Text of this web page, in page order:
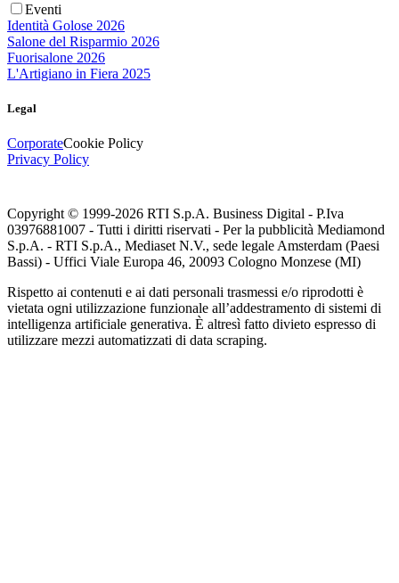
Eventi
Identità Golose 2026
Salone del Risparmio 2026
Fuorisalone 2026
L'Artigiano in Fiera 2025
Legal
CorporateCookie Policy
Privacy Policy
Copyright © 1999-2026 RTI S.p.A. Business Digital - P.Iva
03976881007 - Tutti i diritti riservati - Per la pubblicità Mediamond
S.p.A. - RTI S.p.A., Mediaset N.V., sede legale Amsterdam (Paesi
Bassi) - Uffici Viale Europa 46, 20093 Cologno Monzese (MI)
Rispetto ai contenuti e ai dati personali trasmessi e/o riprodotti è
vietata ogni utilizzazione funzionale all’addestramento di sistemi di
intelligenza artificiale generativa. È altresì fatto divieto espresso di
utilizzare mezzi automatizzati di data scraping.